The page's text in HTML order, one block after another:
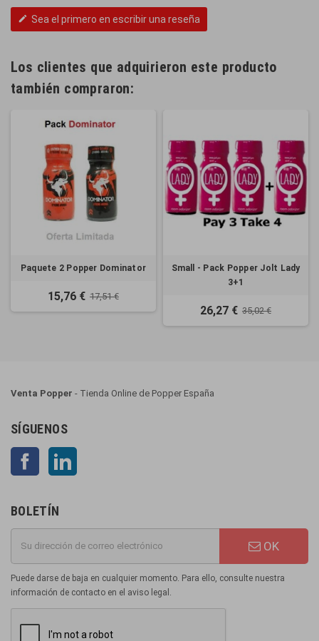
edit Sea el primero en escribir una reseña
Los clientes que adquirieron este producto
también compraron:
Paquete 2 Popper Dominator
15,76 € 17,51 €
Small - Pack Popper Jolt Lady
3+1
26,27 € 35,02 €
Venta Popper - Tienda Online de Popper España
SÍGUENOS
Facebook
BOLETÍN
OK
Puede darse de baja en cualquier momento. Para ello, consulte nuestra
información de contacto en el aviso legal.